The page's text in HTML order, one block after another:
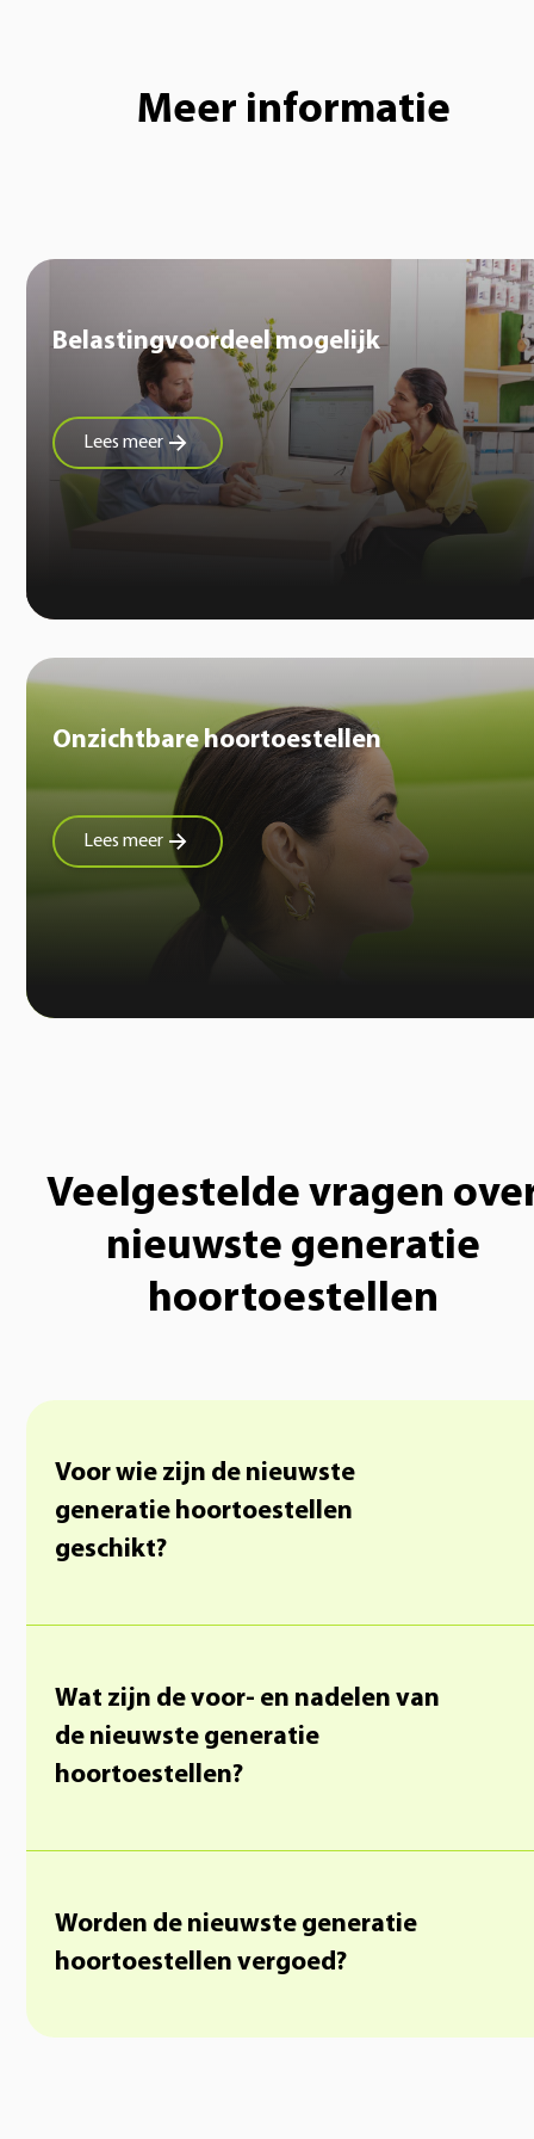
Meer informatie
Belastingvoordeel mogelijk
Lees meer
Onzichtbare hoortoestellen
Lees meer
Veelgestelde vragen
nieuwste generatie
hoortoestellen
Voor wie zijn de nieuwste
generatie hoortoestellen
geschikt?
Wat zijn de voor- en nadelen van
de nieuwste generatie
hoortoestellen?
Worden de nieuwste generatie
hoortoestellen vergoed?